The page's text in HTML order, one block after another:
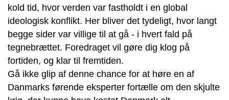
kold tid, hvor verden var fastholdt i en global
ideologisk konflikt. Her bliver det tydeligt, hvor langt
begge sider var villige til at gå - i hvert fald på
tegnebrættet. Foredraget vil gøre dig klog på
fortiden, og klar til fremtiden.
Gå ikke glip af denne chance for at høre en af
Danmarks førende eksperter fortælle om den skjulte